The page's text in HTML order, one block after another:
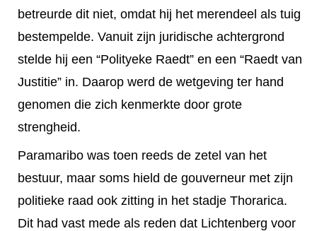
betreurde dit niet, omdat hij het merendeel als tuig
bestempelde. Vanuit zijn juridische achtergrond
stelde hij een “Polityeke Raedt” en een “Raedt van
Justitie” in. Daarop werd de wetgeving ter hand
genomen die zich kenmerkte door grote
strengheid.
Paramaribo was toen reeds de zetel van het
bestuur, maar soms hield de gouverneur met zijn
politieke raad ook zitting in het stadje Thorarica.
Dit had vast mede als reden dat Lichtenberg voor